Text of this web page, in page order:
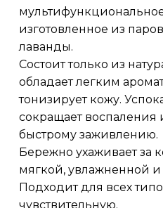
изготовленное из
лаванды.
Состоит только из
обладает легким
тонизирует кожу.
сокращает воспаления
быстрому заживлению.
Бережно ухаживает за
мягкой, увлажненной и
Подходит для всех
чувствительную.